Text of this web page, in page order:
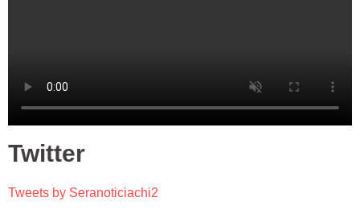
Twitter
Tweets by Seranoticiachi2